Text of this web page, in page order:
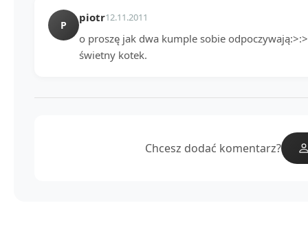
P
piotr12.11.2011
o proszę jak dwa kumple sobie
świetny kotek.
Chcesz dodać komentarz?